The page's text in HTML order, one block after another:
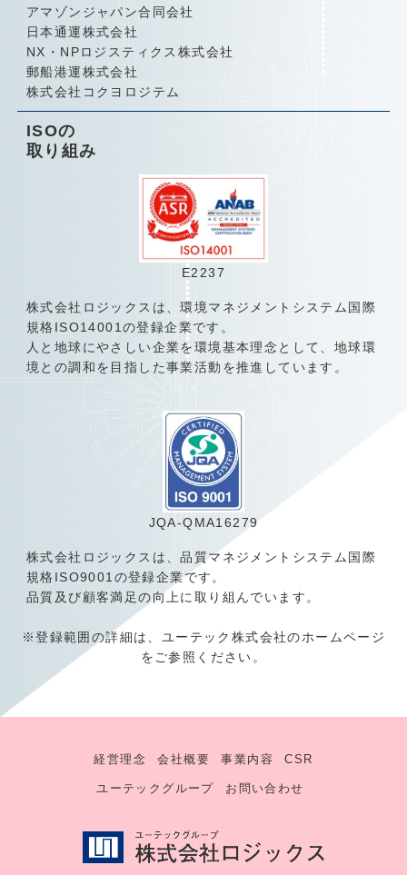
アマゾンジャパン合同会社
日本通運株式会社
NX・NPロジスティクス株式会社
郵船港運株式会社
株式会社コクヨロジテム
ISOの
取り組み
E2237
株式会社ロジックスは、環境マネジメントシステム国際
規格ISO14001の登録企業です。
人と地球にやさしい企業を環境基本理念として、地球環
境との調和を目指した事業活動を推進しています。
JQA-QMA16279
株式会社ロジックスは、品質マネジメントシステム国際
規格ISO9001の登録企業です。
品質及び顧客満足の向上に取り組んでいます。
※登録範囲の詳細は、 ユーテック株式会社のホームページ
をご参照ください。
経営理念 会社概要 事業内容 CSR
ユーテックグループ お問い合わせ